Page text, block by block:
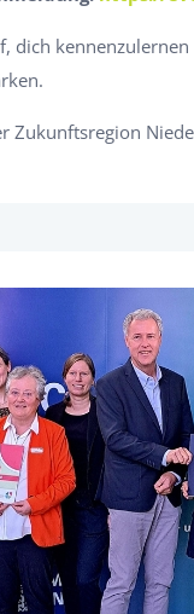
dich
Zukunftsregion